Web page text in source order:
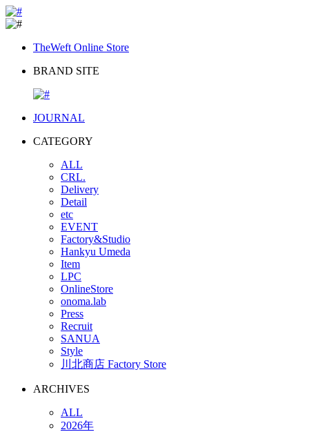
TheWeft Online Store
BRAND SITE
JOURNAL
CATEGORY
ALL
CRL.
Delivery
Detail
etc
EVENT
Factory&Studio
Hankyu Umeda
Item
LPC
OnlineStore
onoma.lab
Press
Recruit
SANUA
Style
川北商店 Factory Store
ARCHIVES
ALL
2026年